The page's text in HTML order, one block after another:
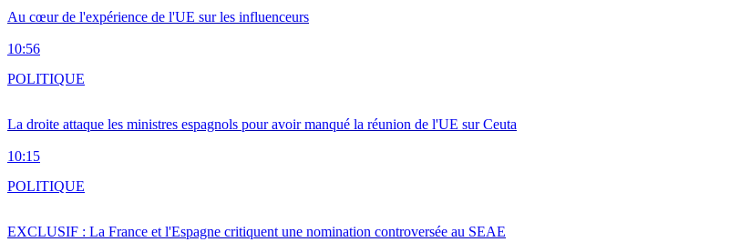
Au cœur de l'expérience de l'UE sur les influenceurs
10:56
La droite attaque les ministres espagnols pour avoir manqué la réunion de l'UE sur Ceuta
10:15
POLITIQUE
EXCLUSIF : La France et l'Espagne critiquent une nomination controversée au SEAE
POLITIQUE